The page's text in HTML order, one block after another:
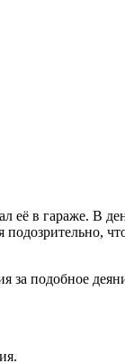
её в гараже. В
подозрительно,
за подобное